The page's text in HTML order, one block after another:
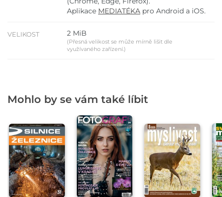
Aplikace MEDIATÉKA pro Android a iOS.
VELIKOST 2 MiB
(Přesná velikost se může mírně lišit dle
využívaného zařízení.)
Mohlo by se vám také líbit